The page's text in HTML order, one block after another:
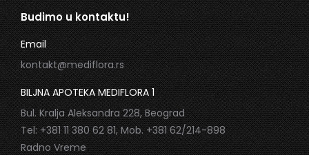
Budimo u kontaktu!
Email
kontakt@mediflora.rs
BILJNA APOTEKA MEDIFLORA 1
Bul. Kralja Aleksandra 228, Beograd
Tel: +381 11 380 62 81, Mob. +381 62/214-898
Radno Vreme